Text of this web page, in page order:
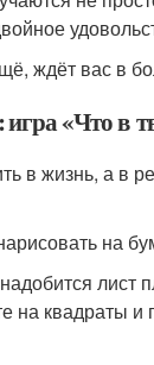
ждёт вас в
«Что в
в жизнь, а в
на
лист
квадраты и